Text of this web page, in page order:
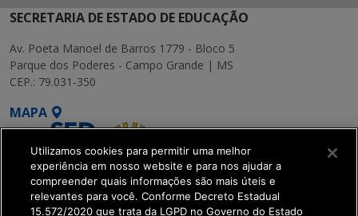
SECRETARIA DE ESTADO DE EDUCAÇÃO
Av. Poeta Manoel de Barros 1779 - Bloco 5
Parque dos Poderes - Campo Grande | MS
CEP.: 79.031-350
MAPA
Utilizamos cookies para permitir uma melhor
experiência em nosso website e para nos ajudar a
compreender quais informações são mais úteis e
relevantes para você. Conforme Decreto Estadual
15.572/2020 que trata da LGPD no Governo do Estado